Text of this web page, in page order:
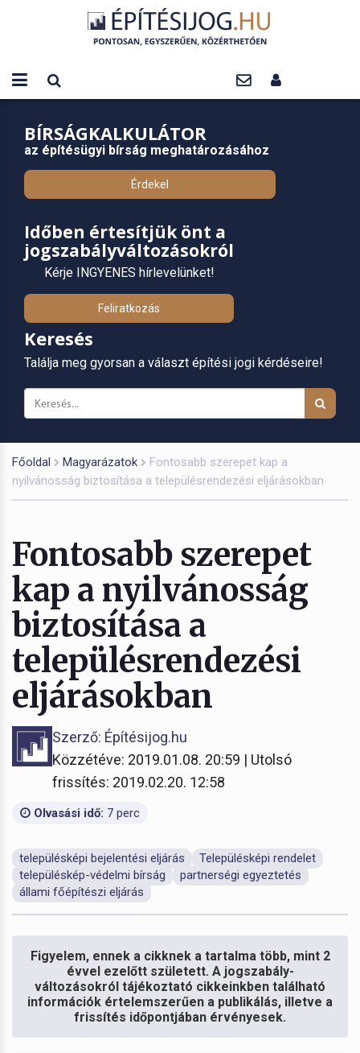
BÍRSÁGKALKULÁTOR
az építésügyi bírság meghatározásához
Érdekel
Időben értesítjük önt a
jogszabályváltozásokról
Kérje INGYENES hírlevelünket!
Feliratkozás
Keresés
Találja meg gyorsan a választ építési jogi kérdéseire!
Főoldal Magyarázatok
Fontosabb szerepet kap a
nyilvánosság biztosítása a településrendezési eljárásokban
Fontosabb szerepet
kap a nyilvánosság
biztosítása a
településrendezési
eljárásokban
Szerző: Építésijog.hu
Közzétéve: 2019.01.08. 20:59 | Utolsó
frissítés: 2019.02.20. 12:58
Olvasási idő: 7 perc
településképi bejelentési eljárás
Településképi rendelet
településkép-védelmi bírság
partnerségi egyeztetés
állami főépítészi eljárás
Figyelem, ennek a cikknek a tartalma több, mint 2
évvel ezelőtt született. A jogszabály-
változásokról tájékoztató cikkeinkben található
információk értelemszerűen a publikálás, illetve a
frissítés időpontjában érvényesek.